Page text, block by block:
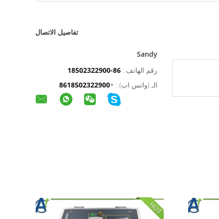
تفاصيل الاتصال
Sandy
رقم الهاتف : 86-18502322900
الـ (واتس اب) : +
8618502322900